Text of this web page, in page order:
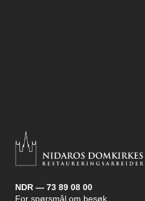
NDR — 73 89 08 00
For spørsmål om besøk,